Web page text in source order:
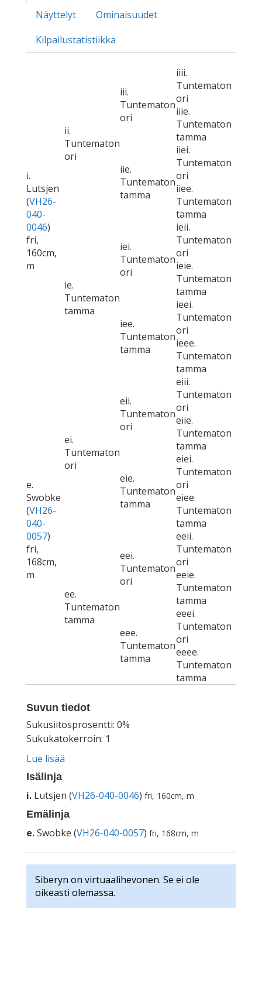
Näyttelyt
Ominaisuudet
Kilpailustatistiikka
i.
Lutsjen
(VH26-
040-
0046)
fri,
160cm,
m
ii.
Tuntematon
ori
iii.
Tuntematon
ori
iiii.
Tuntematon
ori
iiie.
Tuntematon
tamma
iie.
Tuntematon
tamma
iiei.
Tuntematon
ori
iiee.
Tuntematon
tamma
ie.
Tuntematon
tamma
iei.
Tuntematon
ori
ieii.
Tuntematon
ori
ieie.
Tuntematon
tamma
iee.
Tuntematon
tamma
ieei.
Tuntematon
ori
ieee.
Tuntematon
tamma
e.
Swobke
(VH26-
040-
0057)
fri,
168cm,
m
ei.
Tuntematon
ori
eii.
Tuntematon
ori
eiii.
Tuntematon
ori
eiie.
Tuntematon
tamma
eie.
Tuntematon
tamma
eiei.
Tuntematon
ori
eiee.
Tuntematon
tamma
ee.
Tuntematon
tamma
eei.
Tuntematon
ori
eeii.
Tuntematon
ori
eeie.
Tuntematon
tamma
eee.
Tuntematon
tamma
eeei.
Tuntematon
ori
eeee.
Tuntematon
tamma
Suvun tiedot
Sukusiitosprosentti: 0%
Sukukatokerroin: 1
Lue lisää
Isälinja
i. Lutsjen (VH26-040-0046) fri, 160cm, m
Emälinja
e.Swobke (VH26-040-0057) fri, 168cm, m
Siberyn on virtuaalihevonen. Se ei ole
oikeasti olemassa.